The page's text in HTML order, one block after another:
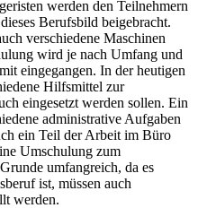
werden den Teilnehmern
Berufsbild beigebracht.
verschiedene Maschinen
wird je nach Umfang und
eingegangen. In der heutigen
Hilfsmittel zur
eingesetzt werden sollen. Ein
administrative Aufgaben
ein Teil der Arbeit im Büro
Umschulung zum
umfangreich, da es
ist, müssen auch
werden.